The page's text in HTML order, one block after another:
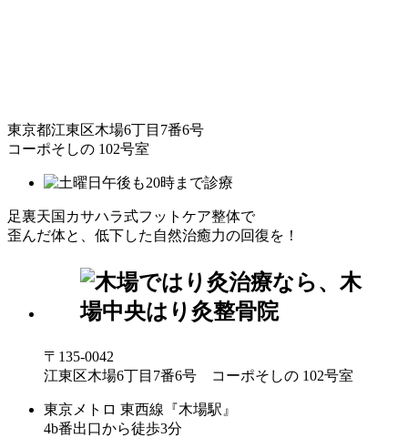
東京都江東区木場6丁目7番6号
コーポそしの 102号室
足裏天国カサハラ式フットケア整体で
歪んだ体と、低下した自然治癒力の回復を！
〒135-0042
江東区木場6丁目7番6号 コーポそしの 102号室
東京メトロ 東西線『木場駅』
4b番出口から徒歩3分